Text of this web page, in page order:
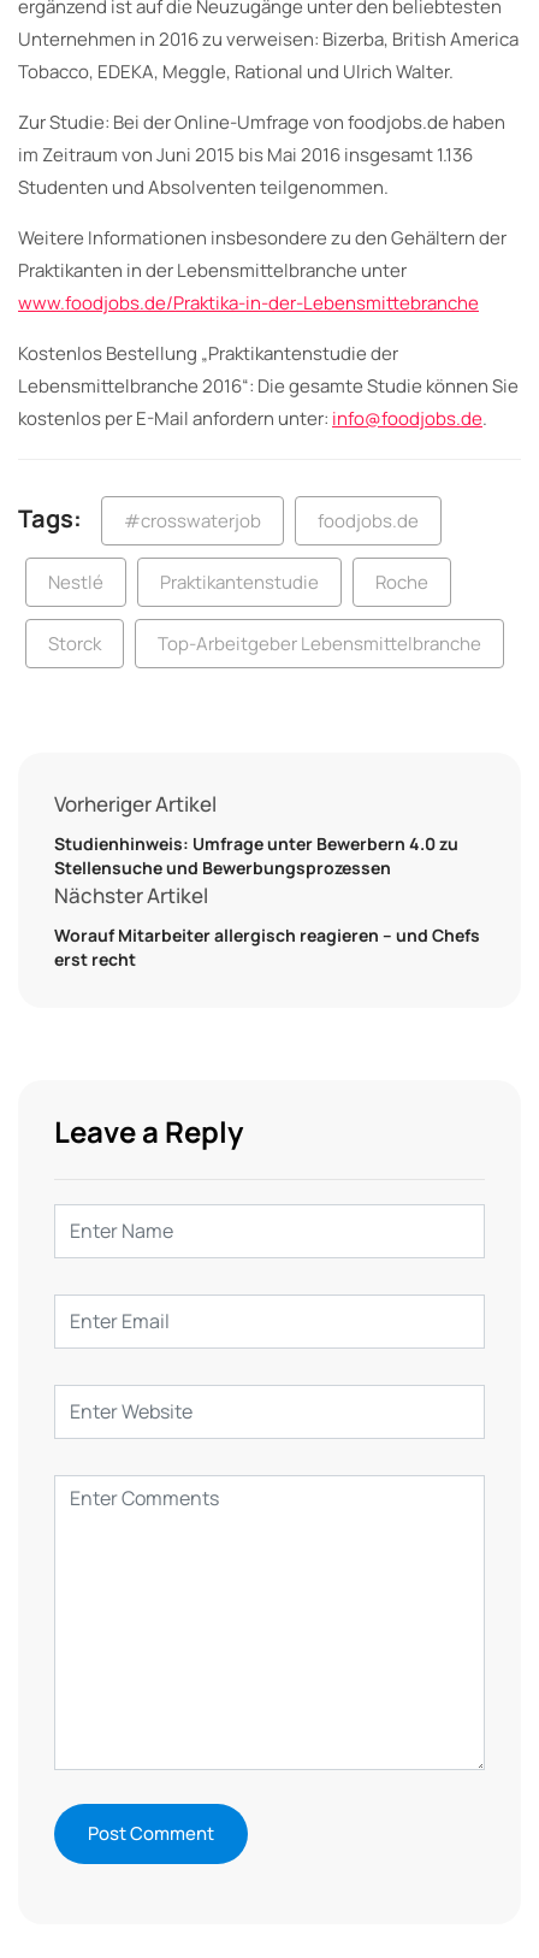
ergänzend ist auf die Neuzugänge unter den beliebtesten
Unternehmen in 2016 zu verweisen: Bizerba, British America
Tobacco, EDEKA, Meggle, Rational und Ulrich Walter.
Zur Studie: Bei der Online-Umfrage von foodjobs.de haben
im Zeitraum von Juni 2015 bis Mai 2016 insgesamt 1.136
Studenten und Absolventen teilgenommen.
Weitere Informationen insbesondere zu den Gehältern der
Praktikanten in der Lebensmittelbranche unter
www.foodjobs.de/Praktika-in-der-Lebensmittebranche
Kostenlos Bestellung „Praktikantenstudie der
Lebensmittelbranche 2016“: Die gesamte Studie können Sie
kostenlos per E-Mail anfordern unter: info@foodjobs.de.
Tags: #crosswaterjob foodjobs.de
Nestlé Praktikantenstudie Roche
Storck Top-Arbeitgeber Lebensmittelbranche
Vorheriger Artikel
Studienhinweis: Umfrage unter Bewerbern 4.0 zu
Stellensuche und Bewerbungsprozessen
Nächster Artikel
Worauf Mitarbeiter allergisch reagieren – und Chefs
erst recht
Leave a Reply